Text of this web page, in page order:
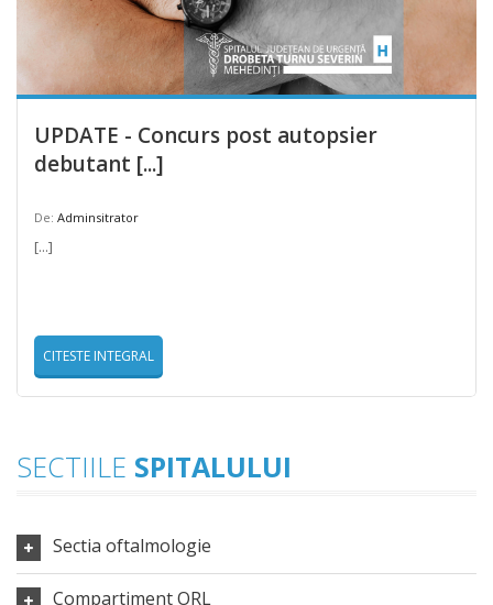
UPDATE - Concurs post autopsier
debutant [...]
De: Adminsitrator
[...]
CITESTE INTEGRAL
SECTIILE SPITALULUI
Sectia oftalmologie
Compartiment ORL